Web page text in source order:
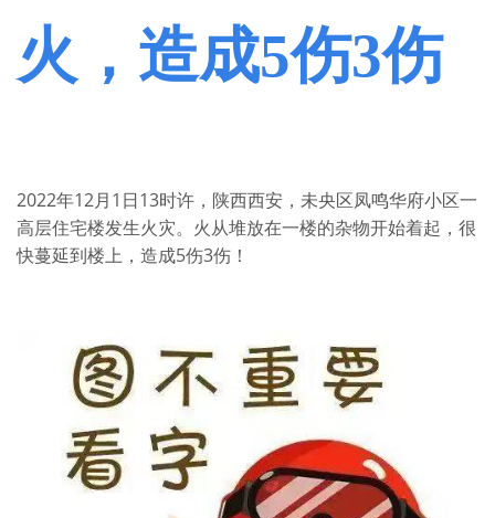
火， 造成5伤3伤
2022年12月1日13时许，陕西西安，未央区凤鸣华府小区一
高层住宅楼发生火灾。火从堆放在一楼的杂物开始着起，很
快蔓延到楼上，造成5伤3伤！